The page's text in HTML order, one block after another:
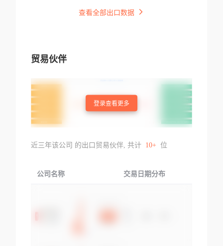
查看全部出口数据
贸易伙伴
登录查看更多
近三年该公司 的出口贸易伙伴, 共计 10+ 位
公司名称 交易日期分布